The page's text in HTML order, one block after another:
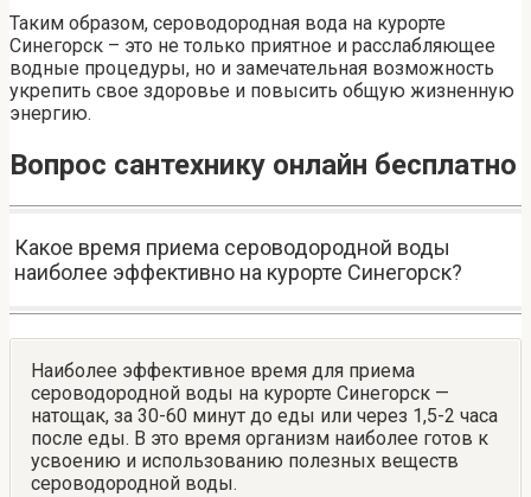
Таким образом, сероводородная вода на курорте
Синегорск – это не только приятное и расслабляющее
водные процедуры, но и замечательная возможность
укрепить свое здоровье и повысить общую жизненную
энергию.
Вопрос сантехнику онлайн бесплатно
Какое время приема сероводородной воды
наиболее эффективно на курорте Синегорск?
Наиболее эффективное время для приема
сероводородной воды на курорте Синегорск —
натощак, за 30-60 минут до еды или через 1,5-2 часа
после еды. В это время организм наиболее готов к
усвоению и использованию полезных веществ
сероводородной воды.